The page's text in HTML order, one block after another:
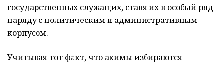
государственных служащих, ставя их в особый ряд
наряду с политическим и административным
корпусом.
Учитывая тот факт, что акимы избираются